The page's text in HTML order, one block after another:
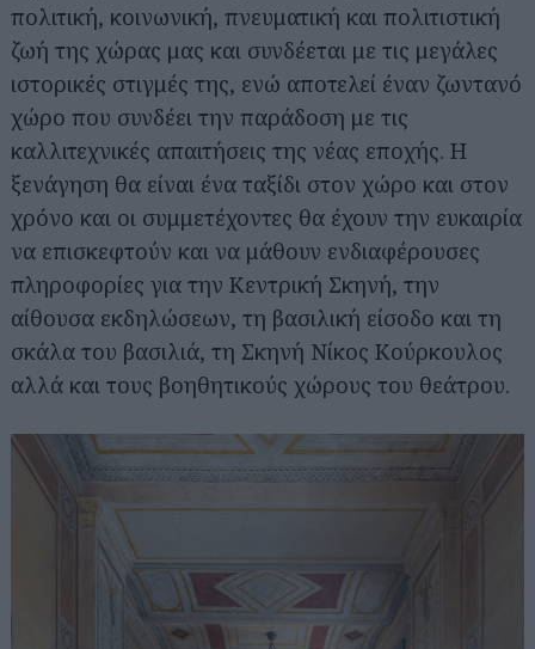
πολιτική, κοινωνική, πνευματική και πολιτιστική
ζωή της χώρας μας και συνδέεται με τις μεγάλες
ιστορικές στιγμές της, ενώ αποτελεί έναν ζωντανό
χώρο που συνδέει την παράδοση με τις
καλλιτεχνικές απαιτήσεις της νέας εποχής. Η
ξενάγηση θα είναι ένα ταξίδι στον χώρο και στον
χρόνο και οι συμμετέχοντες θα έχουν την ευκαιρία
να επισκεφτούν και να μάθουν ενδιαφέρουσες
πληροφορίες για την Κεντρική Σκηνή, την
αίθουσα εκδηλώσεων, τη βασιλική είσοδο και τη
σκάλα του βασιλιά, τη Σκηνή Νίκος Κούρκουλος
αλλά και τους βοηθητικούς χώρους του θεάτρου.